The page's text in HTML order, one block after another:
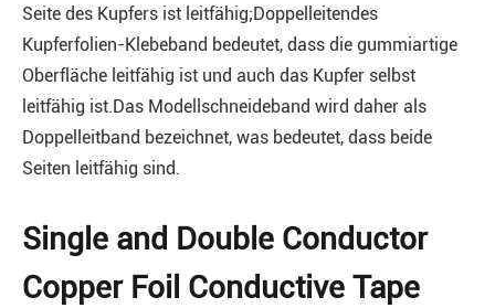
Seite des Kupfers ist leitfähig;Doppelleitendes
Kupferfolien-Klebeband bedeutet, dass die gummiartige
Oberfläche leitfähig ist und auch das Kupfer selbst
leitfähig ist.Das Modellschneideband wird daher als
Doppelleitband bezeichnet, was bedeutet, dass beide
Seiten leitfähig sind.
Single and Double Conductor
Copper Foil Conductive Tape